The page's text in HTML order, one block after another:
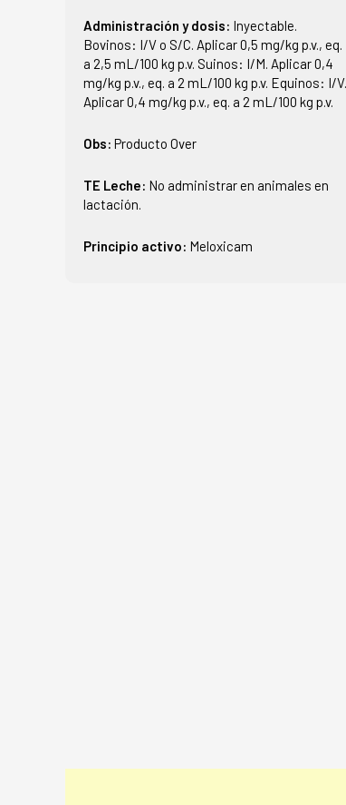
Administración y dosis: Inyectable.
Bovinos: I/V o S/C. Aplicar 0,5 mg/kg p.v., eq.
a 2,5 mL/100 kg p.v. Suinos: I/M. Aplicar 0,4
mg/kg p.v., eq. a 2 mL/100 kg p.v. Equinos: I/V.
Aplicar 0,4 mg/kg p.v., eq. a 2 mL/100 kg p.v.
Obs: Producto Over
TE Leche: No administrar en animales en
lactación.
Principio activo: Meloxicam